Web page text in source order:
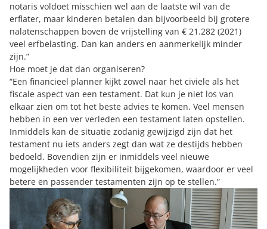
notaris voldoet misschien wel aan de laatste wil van de
erflater, maar kinderen betalen dan bijvoorbeeld bij grotere
nalatenschappen boven de vrijstelling van € 21.282 (2021)
veel erfbelasting. Dan kan anders en aanmerkelijk minder
zijn.”
Hoe moet je dat dan organiseren?
“Een financieel planner kijkt zowel naar het civiele als het
fiscale aspect van een testament. Dat kun je niet los van
elkaar zien om tot het beste advies te komen. Veel mensen
hebben in een ver verleden een testament laten opstellen.
Inmiddels kan de situatie zodanig gewijzigd zijn dat het
testament nu iets anders zegt dan wat ze destijds hebben
bedoeld. Bovendien zijn er inmiddels veel nieuwe
mogelijkheden voor flexibiliteit bijgekomen, waardoor er veel
betere en passender testamenten zijn op te stellen.”